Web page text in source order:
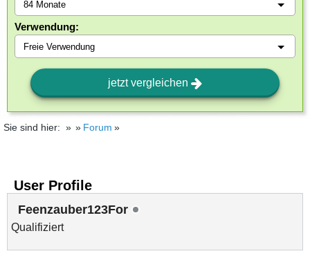
Verwendung:
jetzt vergleichen
Sie sind hier: Forum
User Profile
Feenzauber123For
Qualifiziert